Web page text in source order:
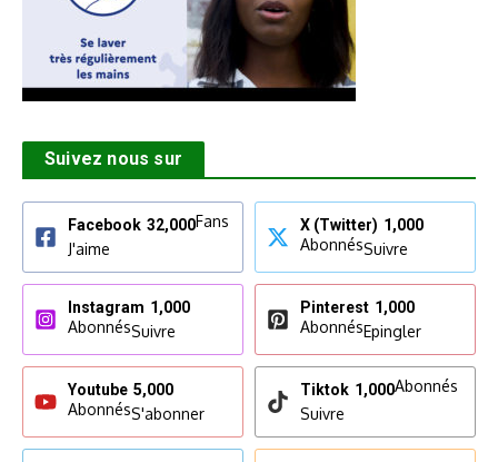
Suivez nous sur
Facebook 32,000Fans
J'aime
X (Twitter) 1,000
AbonnésSuivre
Instagram 1,000
AbonnésSuivre
Pinterest 1,000
AbonnésEpingler
Youtube 5,000
AbonnésS'abonner
Tiktok 1,000Abonnés
Suivre